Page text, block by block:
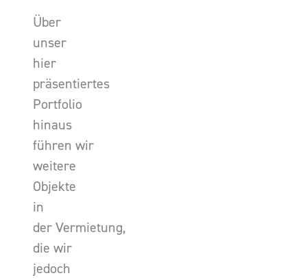
Über
unser
hier
präsentiertes
Portfolio
hinaus
führen wir
weitere
Objekte
in
der Vermietung,
die wir
jedoch